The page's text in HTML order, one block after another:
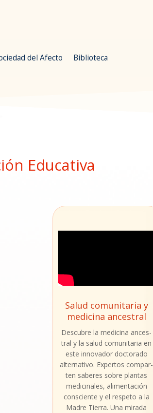
del Afecto Biblioteca
Educativa
Salud comunitaria y
medicina ancestral
Des­cu­bre la medi­ci­na ances­
tral y la salud comu­ni­ta­ria en
este inno­va­dor doc­to­ra­do
alter­na­ti­vo. Exper­tos com­par­
ten sabe­res sobre plan­tas
medi­ci­na­les, ali­men­ta­ción
cons­cien­te y el res­pe­to a la
Madre Tie­rra. Una mira­da